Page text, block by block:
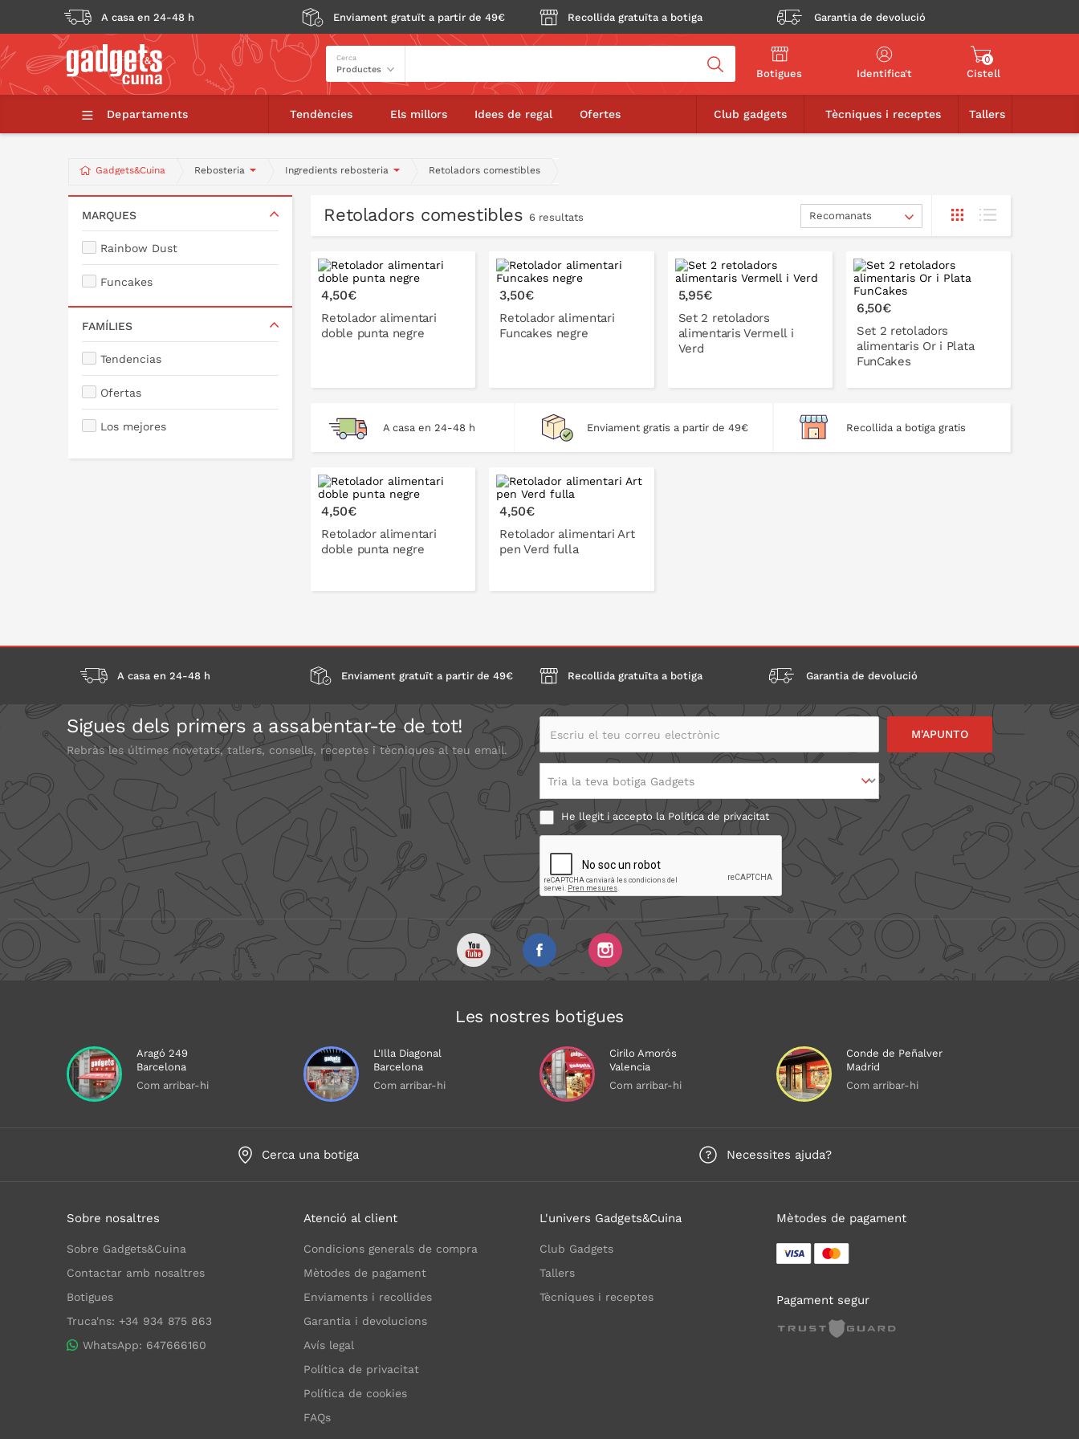
A casa en 24-48 h Enviament gratuït a partir de 49€ Recollida gratuïta a botiga Garantia de devolució
Cerca
Botigues Identifica't
0
Cistell
Departaments Tendències Els millors Idees de regal Ofertes Club gadgets Tècniques i receptes Tallers
Gadgets&Cuina Rebosteria Ingredients rebosteria Retoladors comestibles
MARQUES
Rainbow Dust
Funcakes
FAMÍLIES
Tendencias
Ofertas
Los mejores
Retoladors comestibles6 resultats Recomanats
4,50€
Retolador alimentari
doble punta negre
A LA CISTELLA
3,50€
Retolador alimentari
Funcakes negre
A LA CISTELLA
5,95€
Set 2 retoladors
alimentaris Vermell i
Verd
A LA CISTELLA
6,50€
Set 2 retoladors
alimentaris Or i Plata
FunCakes
A casa en 24-48 h Enviament gratis a partir de 49€ Recollida a botiga gratis
4,50€
Retolador alimentari
doble punta negre
A LA CISTELLA
4,50€
Retolador alimentari Art
pen Verd fulla
A LA CISTELLA
A casa en 24-48 h Enviament gratuït a partir de 49€ Recollida gratuïta a botiga Garantia de devolució
Sigues dels primers a assabentar-te de tot!
Rebràs les últimes novetats, tallers, consells, receptes i tècniques al teu email.
Escriu el teu correu electrònic
Tria la teva botiga Gadgets
He llegit i accepto la Política de privacitat
Les nostres botigues
Aragó 249
Barcelona
Com arribar-hi
L'Illa Diagonal
Barcelona
Com arribar-hi
Cirilo Amorós
Valencia
Com arribar-hi
Conde de Peñalver
Madrid
Com arribar-hi
Cerca una botiga Necessites ajuda?
Sobre nosaltres
Sobre Gadgets&Cuina
Contactar amb nosaltres
Botigues
Truca'ns: +34 934 875 863
WhatsApp: 647666160
Atenció al client
Condicions generals de compra
Mètodes de pagament
Enviaments i recollides
Garantia i devolucions
Avís legal
Política de privacitat
Política de cookies
FAQs
L'univers Gadgets&Cuina
Club Gadgets
Tallers
Tècniques i receptes
Mètodes de pagament
Pagament segur